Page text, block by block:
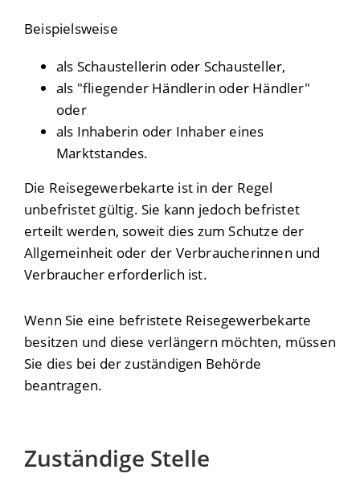
Beispielsweise
als Schaustellerin oder Schausteller,
als "fliegender Händlerin oder Händler"
oder
als Inhaberin oder Inhaber eines
Marktstandes.
Die Reisegewerbekarte ist in der Regel
unbefristet gültig. Sie kann jedoch befristet
erteilt werden, soweit dies zum Schutze der
Allgemeinheit oder der Verbraucherinnen und
Verbraucher erforderlich ist.
Wenn Sie eine befristete Reisegewerbekarte
besitzen und diese verlängern möchten, müssen
Sie dies bei der zuständigen Behörde
beantragen.
Zuständige Stelle